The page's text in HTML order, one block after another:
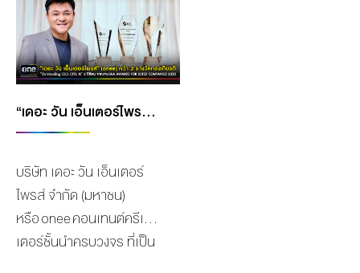
BOARD OF
DIRECTORS
MANAGEMENT
TEAM
ORGANIZATION
CHART
“เดอะ วัน เอ็นเตอร์ไพรส์” (ONEE) ตอกย้ำความสำเร็จ! คว้า 3 รางวัลทรงเกียรติ “OUTSTANDING CEO, CFO, IR” 2 ปีซ้อน จากงาน IAA AWARDS FOR LISTED COMPANIES 2025
บริษัท เดอะ วัน เอ็นเตอร์
ไพรส์ จำกัด (มหาชน)
หรือ onee คอนเทนต์ครีเอ
เตอร์ชั้นนำครบวงจร ที่เป็น